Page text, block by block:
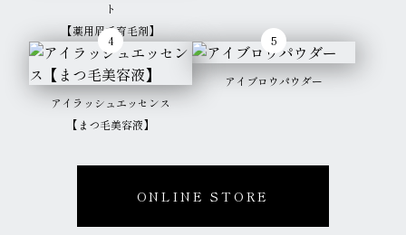
ト
【薬用眉毛育毛剤】
アイラッシュエッセンス
【まつ毛美容液】
アイブロウパウダー
ONLINE STORE